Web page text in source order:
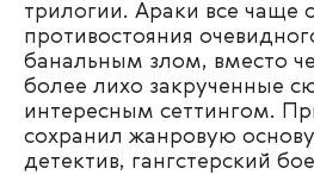
трилогии. Араки все чаще
противостояния
банальным злом, вместо
более лихо закрученные
интересным сеттингом.
сохранил жанровую
детектив, гангстерский